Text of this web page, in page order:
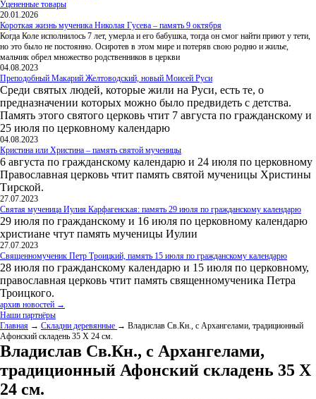
Уцененные товары
20.01.2026
Короткая жизнь мученика Николая Гусева – память 9 октября
Когда Коле исполнилось 7 лет, умерла и его бабушка, тогда он смог найти приют у тети,
но это было не постоянно. Осиротев в этом мире и потеряв свою родню и жилье,
мальчик обрел множество родственников в церкви
04.08.2023
Преподобный Макарий Желтоводский, новый Моисей Руси
Среди святых людей, которые жили на Руси, есть те, о
предназначении которых можно было предвидеть с детства.
Память этого святого церковь чтит 7 августа по гражданскому и
25 июля по церковному календарю
04.08.2023
Кристина или Христина – память святой мученицы
6 августа по гражданскому календарю и 24 июля по церковному
Православная церковь чтит память святой мученицы Христины
Тирской.
27.07.2023
Святая мученица Иулия Карфагенская: память 29 июля по гражданскому календарю
29 июля по гражданскому и 16 июля по церковному календарю
христиане чтут память мученицы Иулии
27.07.2023
Священномученик Петр Троицкий, память 15 июля по гражданскому календарю
28 июля по гражданскому календарю и 15 июля по церковному,
православная церковь чтит память священномученика Петра
Троицкого.
архив новостей →
Наши партнёры
Главная → Складни деревянные → Владислав Св.Кн., с Архангелами, традиционный
Афонский складень 35 Х 24 см.
Владислав Св.Кн., с Архангелами,
традиционный Афонский складень 35 Х
24 см.